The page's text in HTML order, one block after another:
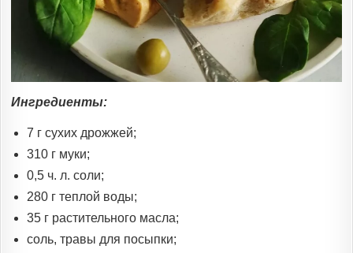
Ингредиенты:
7 г сухих дрожжей;
310 г муки;
0,5 ч. л. соли;
280 г теплой воды;
35 г растительного масла;
соль, травы для посыпки;